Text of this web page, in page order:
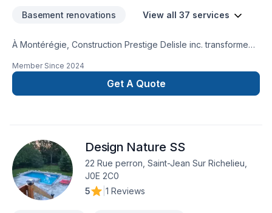
Basement renovations View all 37 services
À Montérégie, Construction Prestige Delisle inc. transforme
unique dans le domaine de Aménagement paysager, Arbres
et haies, Balcon, Balcon de bois, Béton, Clôture, Cuisine,
Émondage, Entretien paysager, Excavation, Horticulture,
privilégions la transparence, l'écoute et l'efficacité pour bâtir
des relations de confiance avec nos clients. Confiez votre
projet à une équipe qui a à cœur votre satisfaction.
Member Since 2024
Get A Quote
Design Nature SS
22 Rue perron, Saint-Jean Sur Richelieu,
J0E 2C0
5
1 Reviews